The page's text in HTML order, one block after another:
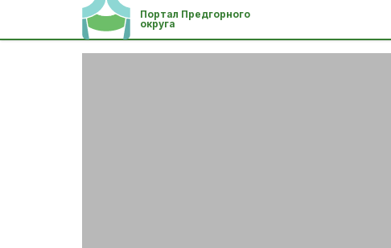
Портал Предгорного
округа